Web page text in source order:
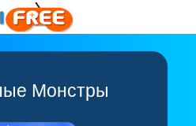
Монстры